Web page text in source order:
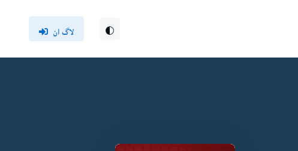
لاگ ان